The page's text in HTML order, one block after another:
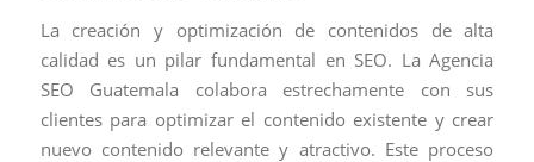
La creación y optimización de contenidos de alta
calidad es un pilar fundamental en SEO. La Agencia
SEO Guatemala colabora estrechamente con sus
clientes para optimizar el contenido existente y crear
nuevo contenido relevante y atractivo. Este proceso